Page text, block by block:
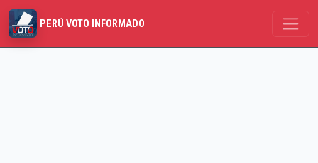
PERÚ VOTO INFORMADO